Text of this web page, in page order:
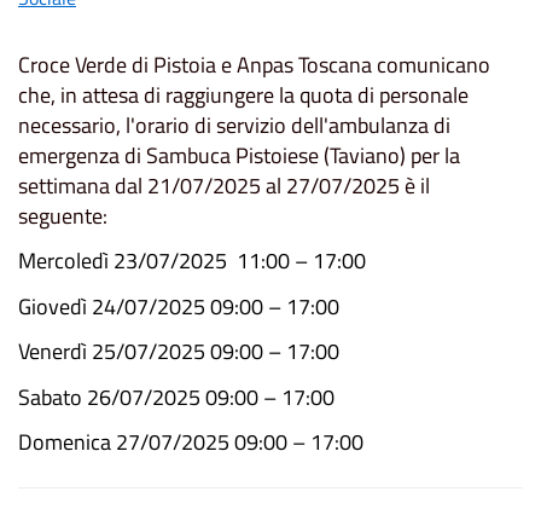
Croce Verde di Pistoia e Anpas Toscana comunicano
che, in attesa di raggiungere la quota di personale
necessario, l'orario di servizio dell'ambulanza di
emergenza di Sambuca Pistoiese (Taviano) per la
settimana dal 21/07/2025 al 27/07/2025 è il
seguente:
Mercoledì 23/07/2025 11:00 – 17:00
Giovedì 24/07/2025 09:00 – 17:00
Venerdì 25/07/2025 09:00 – 17:00
Sabato 26/07/2025 09:00 – 17:00
Domenica 27/07/2025 09:00 – 17:00